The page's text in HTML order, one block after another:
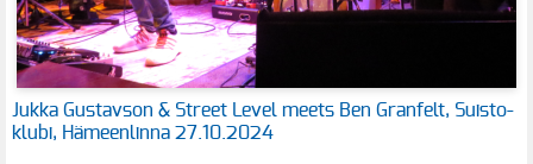
Jukka Gustavson & Street Level meets Ben Granfelt, Suisto-
klubi, Hämeenlinna 27.10.2024